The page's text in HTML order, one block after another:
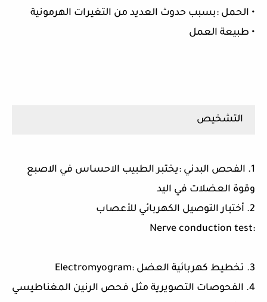
• الحمل :بسبب حدوث العديد من التغيرات الهرمونية
• طبيعة العمل
التشخيص
1. الفحص البدني :يختبر الطبيب الاحساس في الاصبع
وقوة العضلات في اليد
2. أختبار التوصيل الكهربائي للأعصاب
:Nerve conduction test
3. تخطيط كهربائية العضل :Electromyogram
4. الفحوصات التصويرية مثل فحص الرنين المغناطيسي